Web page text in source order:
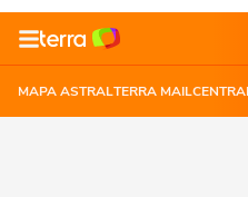
MAPA ASTRALTERRA MAIL